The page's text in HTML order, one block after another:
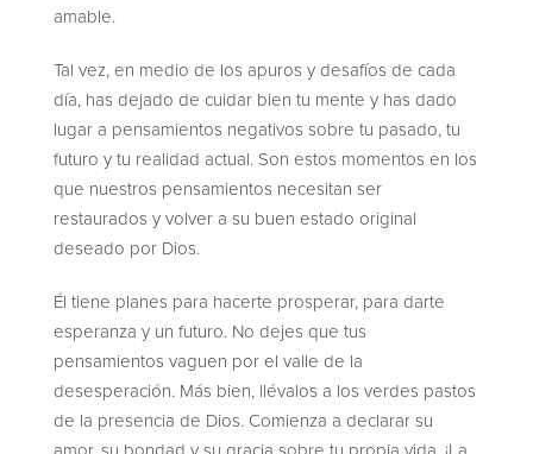
amable.
Tal vez, en medio de los apuros y desafíos de cada
día, has dejado de cuidar bien tu mente y has dado
lugar a pensamientos negativos sobre tu pasado, tu
futuro y tu realidad actual. Son estos momentos en los
que nuestros pensamientos necesitan ser
restaurados y volver a su buen estado original
deseado por Dios.
Él tiene planes para hacerte prosperar, para darte
esperanza y un futuro. No dejes que tus
pensamientos vaguen por el valle de la
desesperación. Más bien, llévalos a los verdes pastos
de la presencia de Dios. Comienza a declarar su